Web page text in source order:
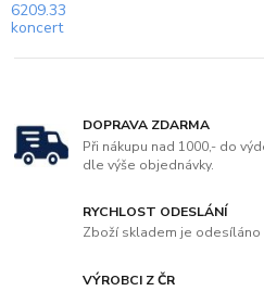
DOPRAVA ZDARMA
Při nákupu nad 1000,- do
dle výše objednávky.
RYCHLOST ODESLÁNÍ
Zboží skladem je odesíláno
VÝROBCI Z ČR